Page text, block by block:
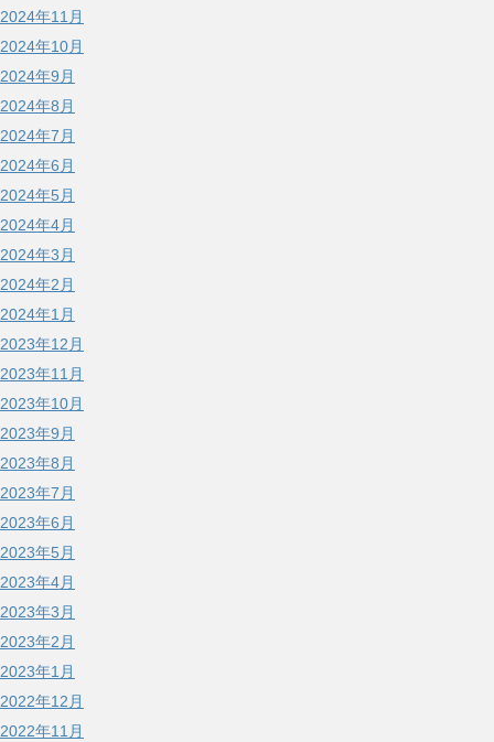
2024年11月
2024年10月
2024年9月
2024年8月
2024年7月
2024年6月
2024年5月
2024年4月
2024年3月
2024年2月
2024年1月
2023年12月
2023年11月
2023年10月
2023年9月
2023年8月
2023年7月
2023年6月
2023年5月
2023年4月
2023年3月
2023年2月
2023年1月
2022年12月
2022年11月